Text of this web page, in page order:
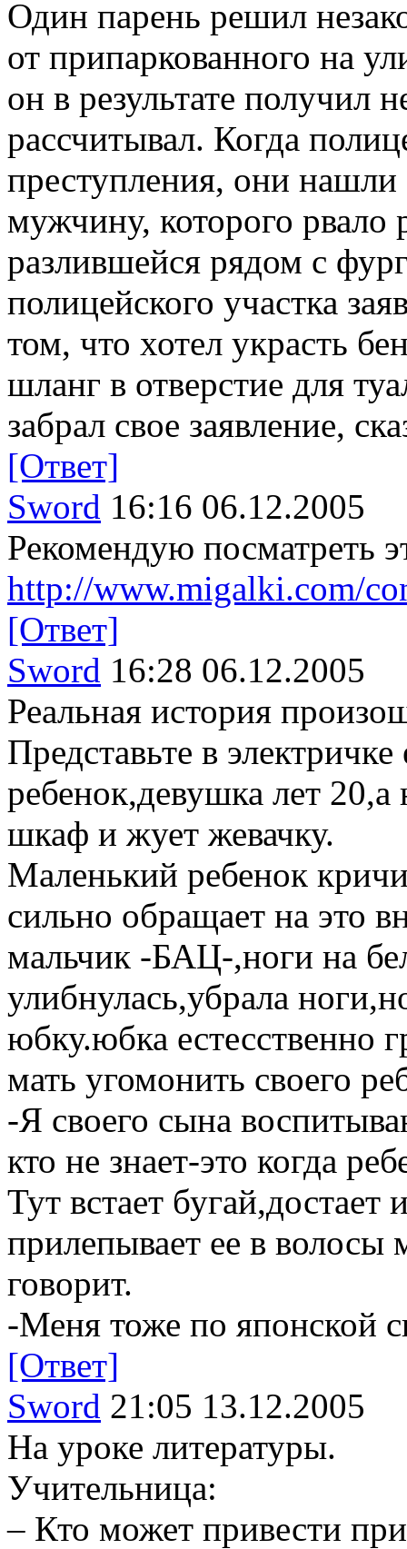
Один парень решил
от припаркованного на
он в результате получил
рассчитывал. Когда
преступления, они нашли
мужчину, которого рвало
разлившейся рядом с
полицейского участка
том, что хотел украсть
шланг в отверстие для
забрал свое заявление,
[Ответ]
Sword 16:16 06.12.2005
Рекомендую посматреть
http://www.migalki.com/
[Ответ]
Sword 16:28 06.12.2005
Реальная история
Представьте в
ребенок,девушка лет
шкаф и жует жевачку.
Маленький ребенок
сильно обращает на это
мальчик -БАЦ-,ноги на
улибнулась,убрала
юбку.юбка естесственно
мать угомонить своего
-Я своего сына
кто не знает-это когда
Тут встает
прилепывает ее в волосы
говорит.
-Меня тоже по японской
[Ответ]
Sword 21:05 13.12.2005
Hа уpоке литеpатуpы.
Учительница:
– Кто может пpивести